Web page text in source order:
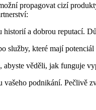
propagovat cizí
a dobrou reputací.
služby, které mají
věděli, jak funguje
podnikání. Pečlivě